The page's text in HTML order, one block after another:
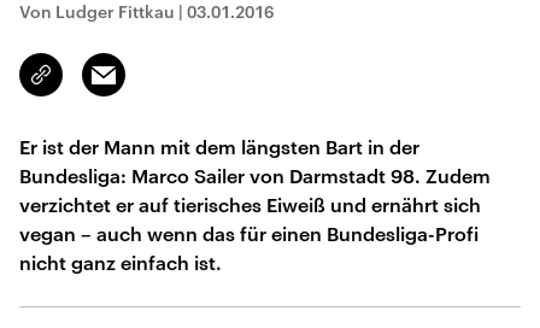
Von Ludger Fittkau | 03.01.2016
Link
kopieren/teilen
Email
Er ist der Mann mit dem längsten Bart in der
Bundesliga: Marco Sailer von Darmstadt 98. Zudem
verzichtet er auf tierisches Eiweiß und ernährt sich
vegan – auch wenn das für einen Bundesliga-Profi
nicht ganz einfach ist.